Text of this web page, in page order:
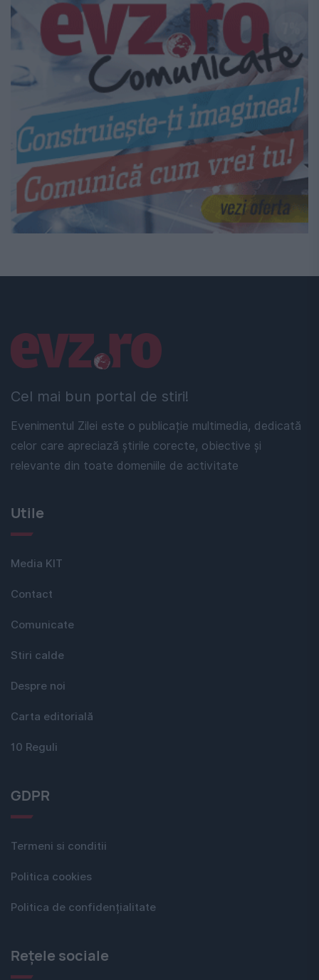
Cel mai bun portal de stiri!
Evenimentul Zilei este o publicație multimedia, dedicată
celor care apreciază știrile corecte, obiective și
relevante din toate domeniile de activitate
Linkuri utile
Utile
Media KIT
Contact
Comunicate
Stiri calde
Despre noi
Carta editorială
10 Reguli
GDPR
Termeni si conditii
Politica cookies
Politica de confidențialitate
Rețele sociale